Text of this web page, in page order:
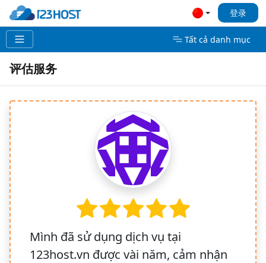
登录
Tất cả danh mục
评估服务
Mình đã sử dụng dịch vụ tại
123host.vn được vài năm, cảm nhận